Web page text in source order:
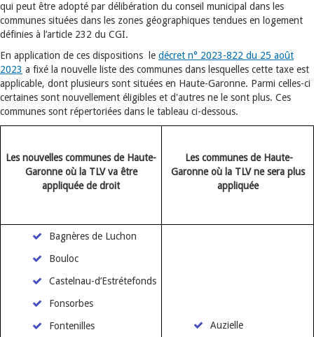
qui peut être adopté par délibération du conseil municipal dans les
communes situées dans les zones géographiques tendues en logement
définies à l’article 232 du CGI.
En application de ces dispositions le décret n° 2023-822 du 25 août
2023 a fixé la nouvelle liste des communes dans lesquelles cette taxe est
applicable, dont plusieurs sont situées en Haute-Garonne. Parmi celles-ci
certaines sont nouvellement éligibles et d'autres ne le sont plus. Ces
communes sont répertoriées dans le tableau ci-dessous.
Les nouvelles communes de Haute-
Garonne où la TLV va être
appliquée de droit
Les communes de Haute-
Garonne où la TLV ne sera plus
appliquée
Bagnères de Luchon
Bouloc
Castelnau-d’Estrétefonds
Fonsorbes
Fontenilles
Auzielle